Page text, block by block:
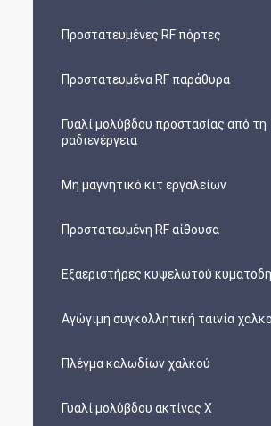
Προστατευμένες RF πόρτες
Προστατευμένα RF παράθυρα
Γυαλί μολύβδου προστασίας από τη
ραδιενέργεια
Μη μαγνητικό κιτ εργαλείων
Προστατευμένη RF αίθουσα
Εξαεριστήρες κυψελωτού
Αγώγιμη συγκολλητική ταινία
Πλέγμα καλωδίων χαλκού
Γυαλί μολύβδου ακτίνας X